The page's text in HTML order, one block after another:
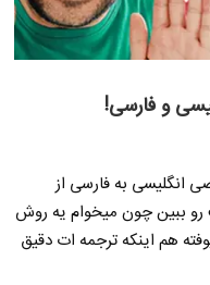
و فارسی!
انگلیسی به فارسی از
ببین چون میخوام یه روش
هم اینکه ترجمه ات دقیق